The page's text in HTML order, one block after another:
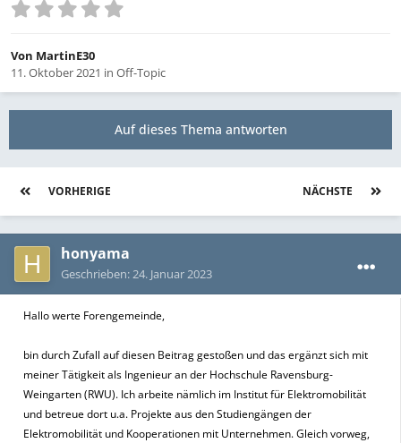
Von MartinE30
11. Oktober 2021 in Off-Topic
Auf dieses Thema antworten
VORHERIGE NÄCHSTE
honyama
Geschrieben:24. Januar 2023
Hallo werte Forengemeinde,
bin durch Zufall auf diesen Beitrag gestoßen und das ergänzt sich mit
meiner Tätigkeit als Ingenieur an der Hochschule Ravensburg-
Weingarten (RWU). Ich arbeite nämlich im Institut für Elektromobilität
und betreue dort u.a. Projekte aus den Studiengängen der
Elektromobilität und Kooperationen mit Unternehmen. Gleich vorweg,